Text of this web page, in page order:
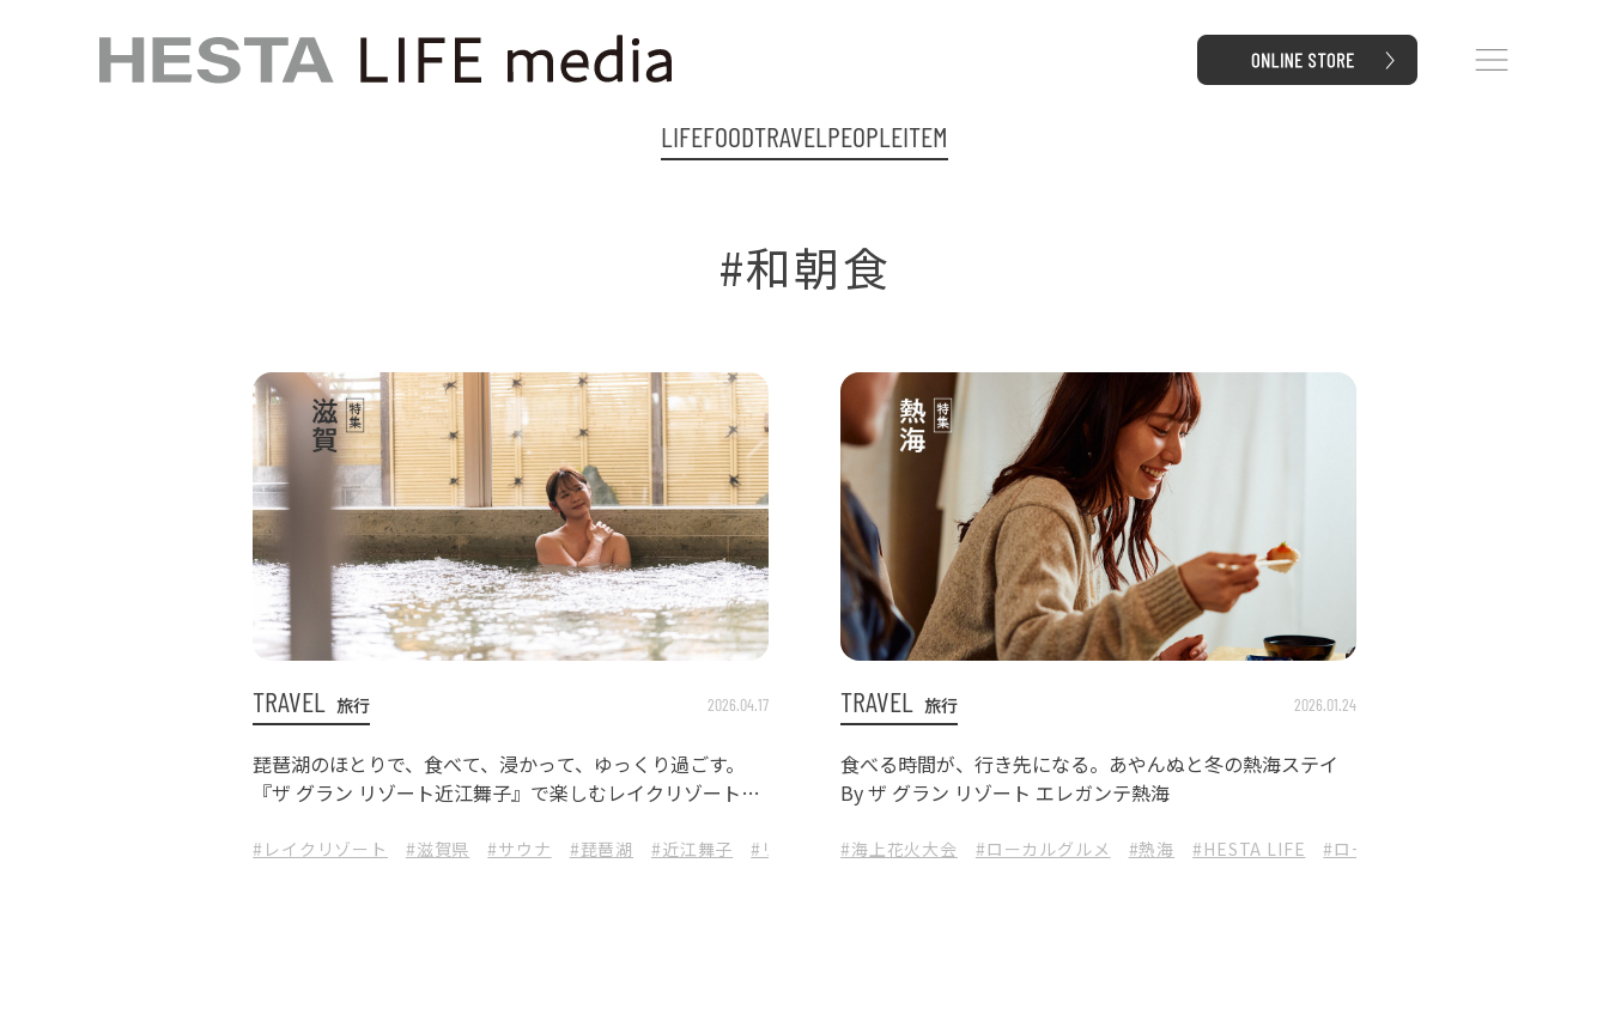
LIFEFOODTRAVELPEOPLEITEM
#和朝食
TRAVEL 旅行 2026.04.17
琵琶湖のほとりで、食べて、浸かって、ゆっくり過ごす。
『ザ グラン リゾート近江舞子』で楽しむレイクリゾートス
#レイクリゾート #滋賀県 #サウナ #琵琶湖 #近江舞子 #リゾートホテル #HESTA LIFE #HESTA大倉 #和朝食 #大津市 #ザグランリゾート近江舞子
TRAVEL 旅行 2026.01.24
食べる時間が、行き先になる。あやんぬと冬の熱海ステイ
By ザ グラン リゾート エレガンテ熱海
#海上花火大会 #ローカルグルメ #熱海 #HESTA LIFE #ローカル魅力発見旅